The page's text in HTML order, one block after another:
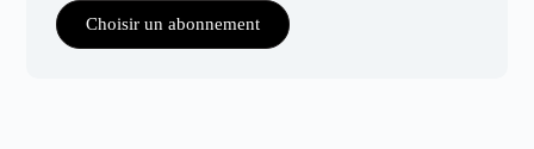
Choisir un abonnement